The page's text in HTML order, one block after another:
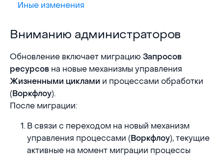
Иные изменения
Вниманию администраторов
Вниманию администраторов
Обновление включает миграцию Запросов
ресурсов на новые механизмы управления
Жизненными циклами и процессами обработки
(Воркфлоу).
После миграции:
В связи с переходом на новый механизм
управления процессами (Воркфлоу), текущие
активные на момент миграции процессы